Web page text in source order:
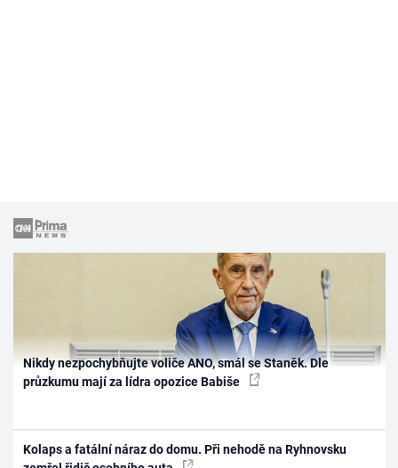
Nikdy nezpochybňujte voliče ANO, smál se Staněk. Dle
průzkumu mají za lídra opozice Babiše
Kolaps a fatální náraz do domu. Při nehodě na Ryhnovsku